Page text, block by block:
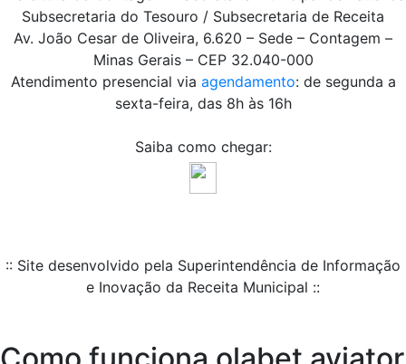
Subsecretaria do Tesouro / Subsecretaria de Receita
Av. João Cesar de Oliveira, 6.620 – Sede – Contagem –
Minas Gerais – CEP 32.040-000
Atendimento presencial via agendamento: de segunda a
sexta-feira, das 8h às 16h
Saiba como chegar:
:: Site desenvolvido pela Superintendência de Informação
e Inovação da Receita Municipal ::